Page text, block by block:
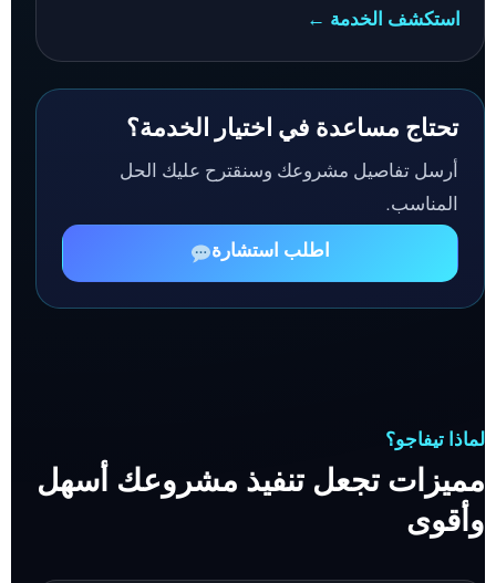
استكشف الخدمة ←
تحتاج مساعدة في اختيار الخدمة؟
أرسل تفاصيل مشروعك وسنقترح عليك الحل
المناسب.
اطلب استشارة
لماذا تيفاجو؟
مميزات تجعل تنفيذ مشروعك أسهل
وأقوى